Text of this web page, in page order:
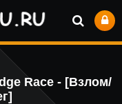
Race - [Взлом/